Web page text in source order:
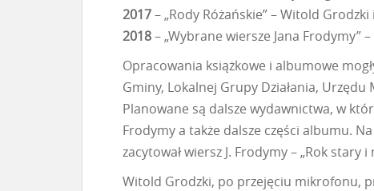
2017– „Rody Różańskie” – Witold Grodzki
2018– „Wybrane wiersze Jana Frodymy”
Opracowania książkowe i albumowe
Gminy, Lokalnej Grupy Działania, Urzędu
Planowane są dalsze wydawnictwa, w
Frodymy a także dalsze części albumu.
zacytował wiersz J. Frodymy – „Rok stary i
Witold Grodzki, po przejęciu mikrofonu,